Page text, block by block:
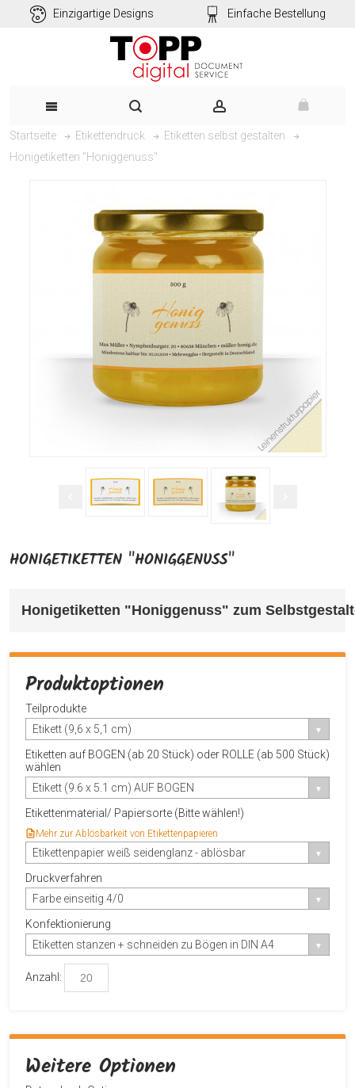
Einzigartige Designs Einfache Bestellung
Startseite Etikettendruck
Etiketten selbst gestalten
Honigetiketten "Honiggenuss"
HONIGETIKETTEN "HONIGGENUSS"
Honigetiketten "Honiggenuss" zum
Produktoptionen
Teilprodukte
Etikett (9,6 x 5,1 cm)
Etiketten auf BOGEN (ab 20 Stück) oder ROLLE (ab 500 Stück)
wählen
Etikett (9.6 x 5.1 cm) AUF BOGEN
Etikettenmaterial/ Papiersorte (Bitte wählen!)
Mehr zur Ablösbarkeit von Etikettenpapieren
Etikettenpapier weiß seidenglanz - ablösbar
Druckverfahren
Farbe einseitig 4/0
Konfektionierung
Etiketten stanzen + schneiden zu Bögen in DIN A4
Anzahl:
Weitere Optionen